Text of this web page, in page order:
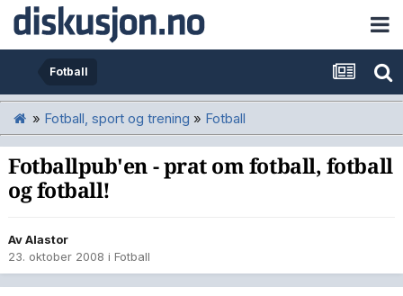
Fotball
» Fotball, sport og trening » Fotball
Fotballpub'en - prat om fotball, fotball
og fotball!
AvAlastor
23. oktober 2008 i Fotball